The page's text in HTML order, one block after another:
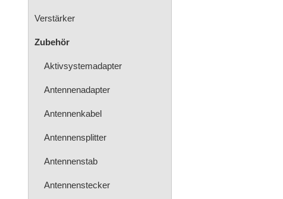
Verstärker
Zubehör
Aktivsystemadapter
Antennenadapter
Antennenkabel
Antennensplitter
Antennenstab
Antennenstecker